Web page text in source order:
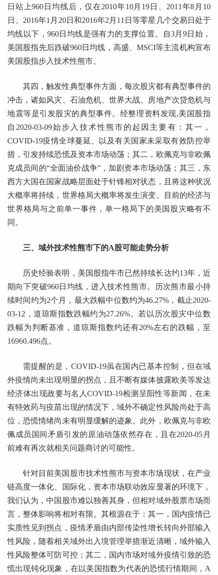
日站上960日均线后，仅在2010年10月19日、2011年8月10
日、2016年1月20日和2016年2月11日等零星几个交易日处于
均线以下，960日均线是强有力的支撑位置。自3月9日始，
美国股指先后跌破960日均线，高盛、MSCI等主流机构宣布
美国股指步入技术性熊市。
其四，触发性典型事件方面，每次股灾都有典型事件的
冲击，诸如风灾、石油危机、世界大战、房地产次贷危机与
地震等是引发股灾的典型事件。经整理资料发现,美国股指
自2020-03-09始步入技术性熊市的起因主要有：其一，
COVID-19疫情全球蔓延、以及有关国家未采取有效防控举
措，引发持续恐慌及资本市场动荡；其二，欧佩克与非欧佩
克成员间的“全面油价战争”，加剧资本市场动荡；其三，东
西方大国在国家战略层面处于针锋相对状态，且将这种状况
大概率将持续，世界格局大概率将发生演变。目前的经济与
世界格局与之前单一事件，单一格局下的美国股灾略有不
同。
三、域外技术性熊市下的A股可能走势分析
历史经验表明，美国股指牛市已然持续长达约13年，近
期向下突破960日均线，进入技术性熊市。历次熊市最小持
续时间约为2个月，最大跌幅中位数约为46.27%，截止2020-
03-12，道琼斯指数跌幅约为27.26%。若以历次股灾中位数
跌幅为判断基准，道琼斯指数约还有20%左右的跌幅，至
16960.496点。
需提醒的是，COVID-19虽在国内已基本控制，但在域
外疫情尚未出现明显的拐点，且不断有媒体披露欧美等发达
经济体出现政要与名人COVID-19检测呈阳性等新闻，在未
有特效药与疫苗出现的情况下，域外不确定性风险尚处于高
位，恐慌情绪尚未有明显缓解的迹象。此外，欧佩克与非欧
佩成员国间矛盾引发的原油动荡依然存在，且在2020-05月
前难有再次就相关问题商讨的可能性。
针对目前美国股市技术性熊市与资本市场现状，在产业
链高度一体化、国际化，资本市场联动效应显著的环境下，
我们认为，中国股市难以独善其身，但相对域外股票市场而
言，整体影响将相对有限。其根源在于：其一，国内疫情已
实质性见到拐点，疫情矛盾由内部传染性增长转向外部输入
性风险，随着相关域外出入境管理举措渐近清晰，域外输入
性风险整体可防可控；其二，国内市场对域外疫情引致的恐
慌出现钝化现象，在以美国指数为代表的恐慌行情期间，A